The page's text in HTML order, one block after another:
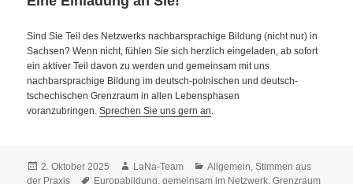
Sind Sie Teil des Netzwerks nachbarsprachige Bildung (nicht nur) in
Sachsen? Wenn nicht, fühlen Sie sich herzlich eingeladen, ab sofort
ein aktiver Teil davon zu werden und gemeinsam mit uns
nachbarsprachige Bildung im deutsch-polnischen und deutsch-
tschechischen Grenzraum in allen Lebensphasen
voranzubringen.Sprechen Sie uns gern an.
Veröffentlicht
am
2. Oktober 2025 Autor
LaNa-Team Kategorien
Allgemein ,Stimmen aus
der Praxis
Schlagwörter
Europabildung ,gemeinsam im Netzwerk ,Grenzraum